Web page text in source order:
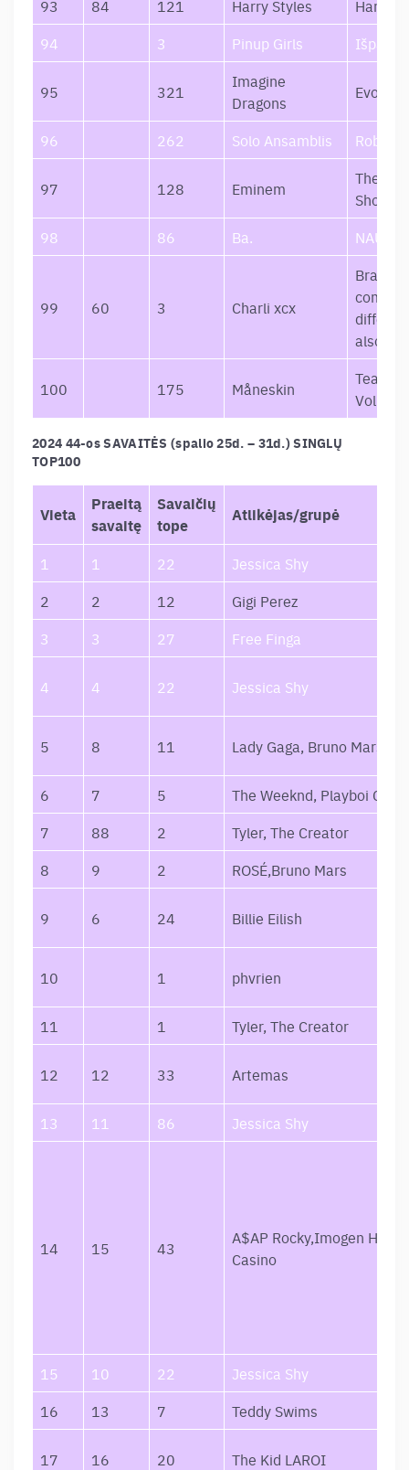
93 84 121 Harry Styles
Harry’s
94
3 Pinup Girls
95 321
Imagine
Dragons
Evolve
96 262 Solo Ansamblis Roboxai
97 128 Eminem
The
Show
98
86 Ba. NAUTO
99 60 3 Charli xcx
Brat
also
100 175 Måneskin
Teatro
Vol. I
2024 44-os SAVAITĖS (spalio 25d. – 31d.) SINGLŲ
TOP100
Vieta
Praeitą
savaitę
Savaičių
tope
Atlikėjas/grupė
1 1 22
Jessica Shy
2
2 12
Gigi Perez
3
3 27 Free Finga
4 4 22 Jessica Shy
5 8 11 Lady Gaga, Bruno Mars
6 7 5
The Weeknd, Playboi Carti
7
88 2
Tyler, The Creator
8
9 2 ROSÉ,Bruno Mars
9 6 24 Billie Eilish
10 1 phvrien
11 1 Tyler, The Creator
12 12 33 Artemas
13 11 86 Jessica Shy
14 15 43
A$AP Rocky,Imogen
Casino
15 10 22
Jessica Shy
16
13 7 Teddy Swims
17 16 20 The Kid LAROI